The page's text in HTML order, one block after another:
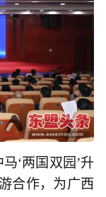
‘两国双园’升
合作，为广西